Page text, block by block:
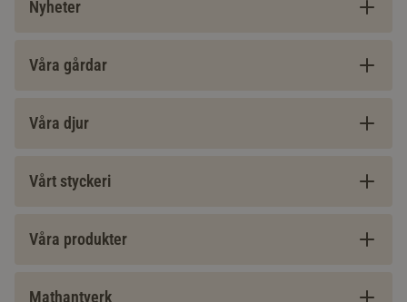
Nyheter
Våra gårdar
Våra djur
Vårt styckeri
Våra produkter
Mathantverk